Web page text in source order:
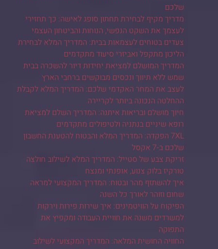
שלכם
מדריך מקיף לבחירת תחתון סופג לאישה: כך תחזירי
לעצמך את השקט הנפשי, הנוחות והביטחון העצמי
צעדים בטוחים לעצמאות בבית: המדריך המלא לבחירת
הליכון מתקפל ואביזרי סיעוד מתקדמים
המדריך המושלם למציאת יחידות דיור להשכרה בבית
שמש ללא תיווך ונכסים מבוקשים ברחבי הארץ
לעצב את המחר האקדמי שלכם: המדריך המלא לקבלת
ההחלטה הנכונה ביותר לקריירה
חיוך מושלם ובריאות איתנה: המדריך השלם למציאת
רופא שיניים בנתניה ולטיפולים מתקדמים
7XL הפקדה: המדריך המלא והבטוח להטענת החשבון
שלכם ב-7 אקסל
זריקת צבע של סטייל: המדריך המלא לשילוב חולצה
טורקיז בלוק צנוע, אופנתי ומנצח
איך להשתזף מהר ובטוח: המדריך המקצועי למראה
שחום וזוהר לאורך כל השנה
הפיקוח על הוויטמינים: איך שירות פירות וירקות
למשרדים משנה את חוויית העבודה ומקפיץ את
התפוקה
החוויה החושית המלאה: המדריך המקצועי לשילוב